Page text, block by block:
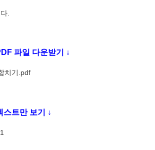
.
파일 다운받기 ↓
치기.pdf
트만 보기 ↓